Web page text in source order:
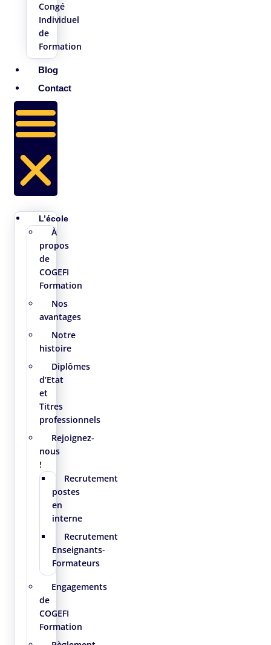
Congé
Individuel
de
Formation
Blog
Contact
L’école
À
propos
de
COGEFI
Formation
Nos
avantages
Notre
histoire
Diplômes
d’Etat
et
Titres
professionnels
Rejoignez-
nous
!
Recrutement
postes
en
interne
Recrutement
Enseignants-
Formateurs
Engagements
de
COGEFI
Formation